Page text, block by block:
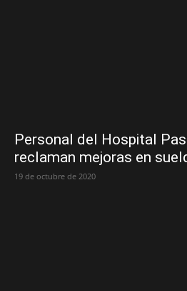
Personal del Hospital
reclaman mejoras en
19 de octubre de 2020